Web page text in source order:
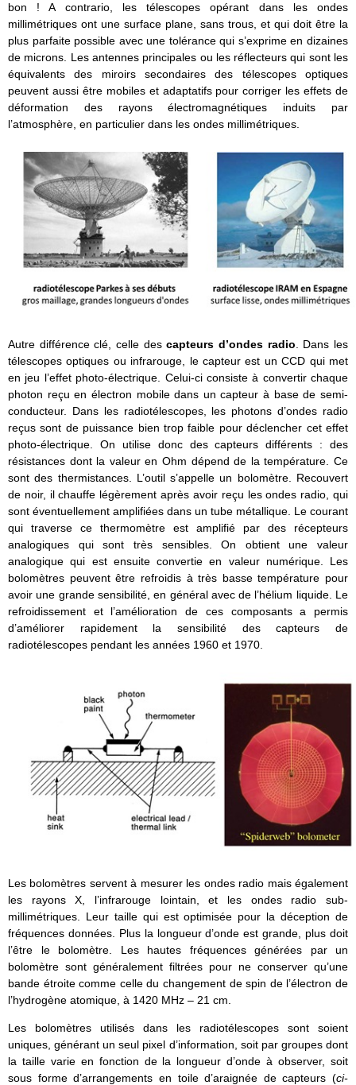
bon ! A contrario, les télescopes opérant dans les ondes
millimétriques ont une surface plane, sans trous, et qui doit être la
plus parfaite possible avec une tolérance qui s’exprime en dizaines
de microns. Les antennes principales ou les réflecteurs qui sont les
équivalents des miroirs secondaires des télescopes optiques
peuvent aussi être mobiles et adaptatifs pour corriger les effets de
déformation des rayons électromagnétiques induits par
l’atmosphère, en particulier dans les ondes millimétriques.
Autre différence clé, celle descapteurs d’ondes radio . Dans les
télescopes optiques ou infrarouge, le capteur est un CCD qui met
en jeu l’effet photo-électrique. Celui-ci consiste à convertir chaque
photon reçu en électron mobile dans un capteur à base de semi-
conducteur. Dans les radiotélescopes, les photons d’ondes radio
reçus sont de puissance bien trop faible pour déclencher cet effet
photo-électrique. On utilise donc des capteurs différents : des
résistances dont la valeur en Ohm dépend de la température. Ce
sont des thermistances. L’outil s’appelle un bolomètre. Recouvert
de noir, il chauffe légèrement après avoir reçu les ondes radio, qui
sont éventuellement amplifiées dans un tube métallique. Le courant
qui traverse ce thermomètre est amplifié par des récepteurs
analogiques qui sont très sensibles. On obtient une valeur
analogique qui est ensuite convertie en valeur numérique. Les
bolomètres peuvent être refroidis à très basse température pour
avoir une grande sensibilité, en général avec de l’hélium liquide. Le
refroidissement et l’amélioration de ces composants a permis
d’améliorer rapidement la sensibilité des capteurs de
radiotélescopes pendant les années 1960 et 1970.
Les bolomètres servent à mesurer les ondes radio mais également
les rayons X, l’infrarouge lointain, et les ondes radio sub-
millimétriques. Leur taille qui est optimisée pour la déception de
fréquences données. Plus la longueur d’onde est grande, plus doit
l’être le bolomètre. Les hautes fréquences générées par un
bolomètre sont généralement filtrées pour ne conserver qu’une
bande étroite comme celle du changement de spin de l’électron de
l’hydrogène atomique, à 1420 MHz – 21 cm.
Les bolomètres utilisés dans les radiotélescopes sont soient
uniques, générant un seul pixel d’information, soit par groupes dont
la taille varie en fonction de la longueur d’onde à observer, soit
sous forme d’arrangements en toile d’araignée de capteurs (ci-